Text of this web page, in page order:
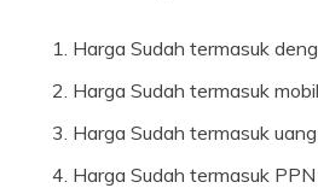
Harga Sudah termasuk
Harga Sudah termasuk
Harga Sudah termasuk
Harga Sudah termasuk PPN